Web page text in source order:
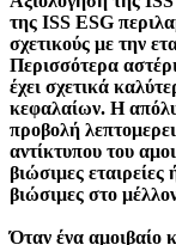
της ISS ESG
σχετικούς με την
Περισσότερα
έχει σχετικά
κεφαλαίων. Η
προβολή
αντίκτυπου του
βιώσιμες εταιρείες
βιώσιμες στο
Όταν ένα αμοιβαίο